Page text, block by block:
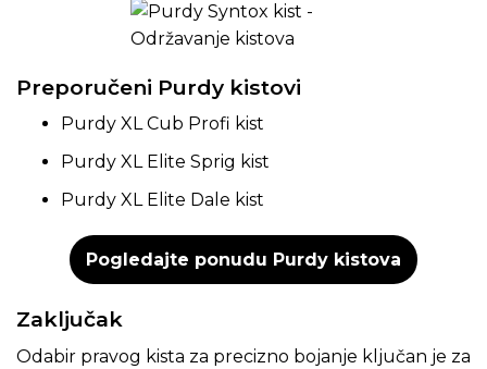
Preporučeni Purdy kistovi
Purdy XL Cub Profi kist
Purdy XL Elite Sprig kist
Purdy XL Elite Dale kist
Pogledajte ponudu Purdy kistova
Zaključak
Odabir pravog kista za precizno bojanje ključan je za